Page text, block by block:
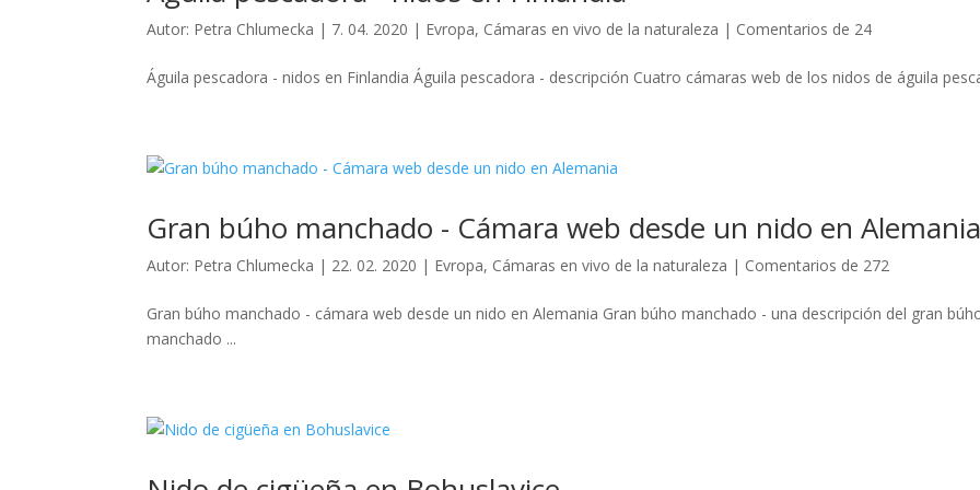
Autor: Petra Chlumecka | 7. 04. 2020 | Evropa, Cámaras en vivo de la naturaleza | Comentarios de 24
Águila pescadora - nidos en Finlandia Águila pescadora - descripción Cuatro cámaras web de los nidos de águila
Gran búho manchado - Cámara web desde un nido en Alemania
Autor: Petra Chlumecka | 22. 02. 2020 | Evropa, Cámaras en vivo de la naturaleza | Comentarios de 272
Gran búho manchado - cámara web desde un nido en Alemania Gran búho manchado - una descripción del gran
manchado ...